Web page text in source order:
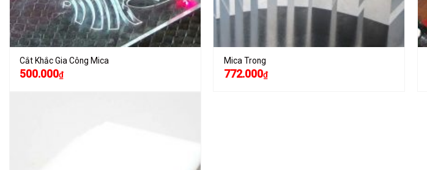
Cắt Khắc Gia Công Mica
500.000₫
Mica Trong
772.000₫